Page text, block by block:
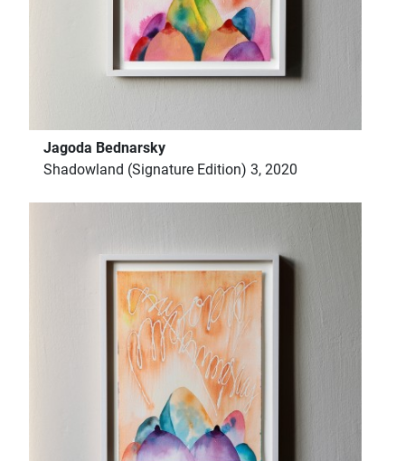
Jagoda Bednarsky
Shadowland (Signature Edition) 3, 2020